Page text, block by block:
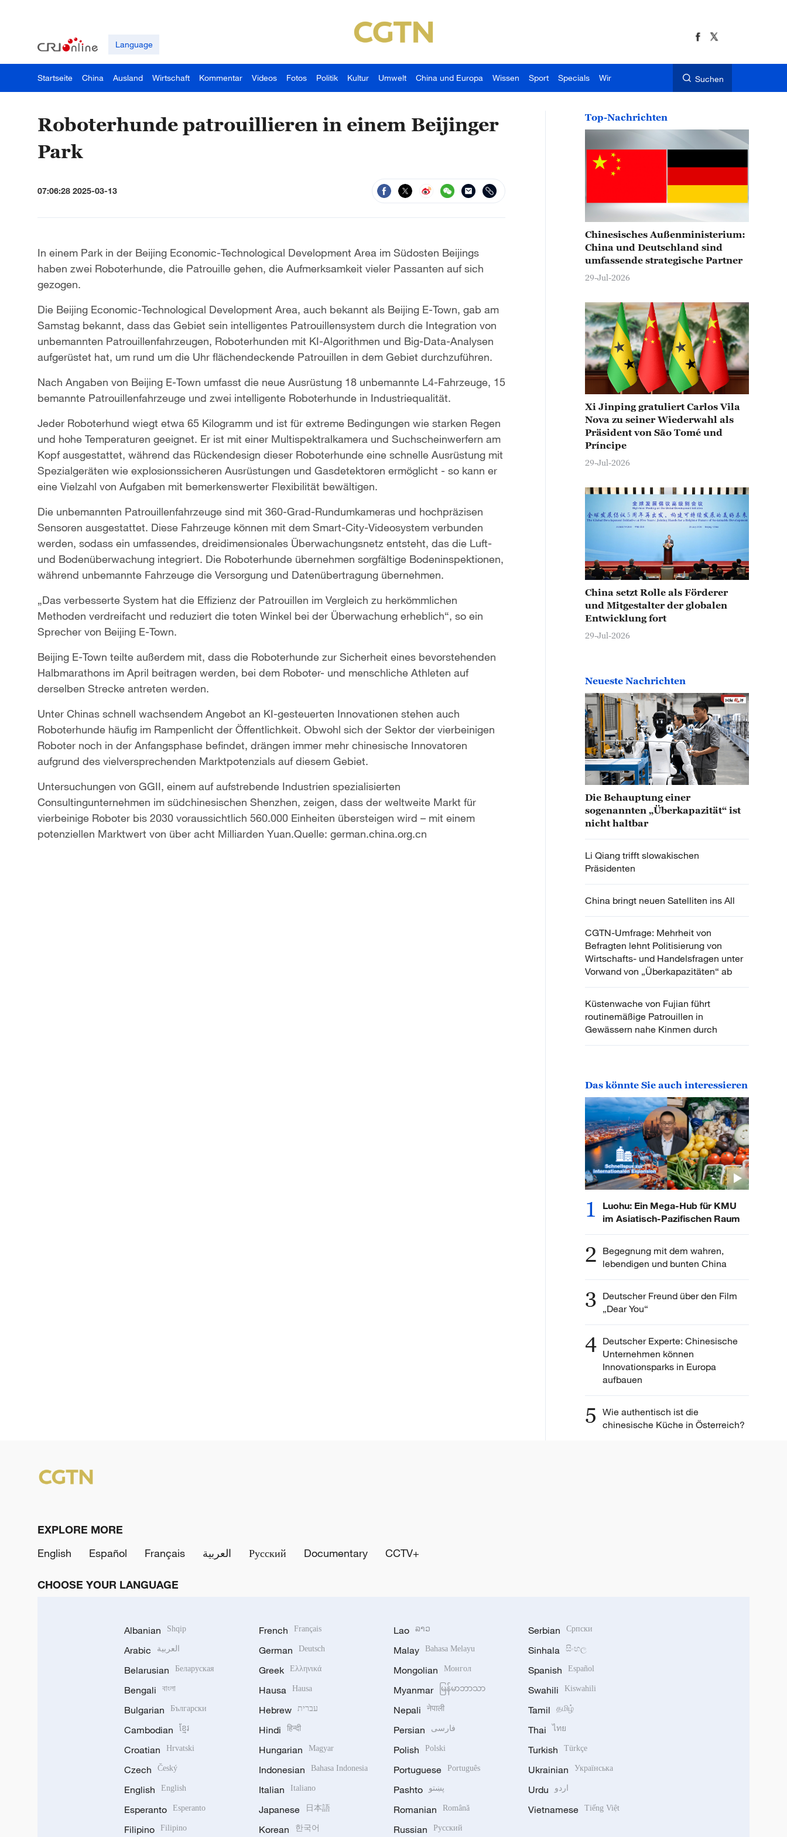
Language
Startseite China Ausland Wirtschaft Kommentar Videos Fotos Politik Kultur Umwelt China und Europa Wissen Sport Specials Wir Suchen
Roboterhunde patrouillieren in einem Beijinger
Park
07:06:28 2025-03-13
In einem Park in der Beijing Economic-Technological Development Area im Südosten Beijings
haben zwei Roboterhunde, die Patrouille gehen, die Aufmerksamkeit vieler Passanten auf sich
gezogen.
Die Beijing Economic-Technological Development Area, auch bekannt als Beijing E-Town, gab am
Samstag bekannt, dass das Gebiet sein intelligentes Patrouillensystem durch die Integration von
unbemannten Patrouillenfahrzeugen, Roboterhunden mit KI-Algorithmen und Big-Data-Analysen
aufgerüstet hat, um rund um die Uhr flächendeckende Patrouillen in dem Gebiet durchzuführen.
Nach Angaben von Beijing E-Town umfasst die neue Ausrüstung 18 unbemannte L4-Fahrzeuge, 15
bemannte Patrouillenfahrzeuge und zwei intelligente Roboterhunde in Industriequalität.
Jeder Roboterhund wiegt etwa 65 Kilogramm und ist für extreme Bedingungen wie starken Regen
und hohe Temperaturen geeignet. Er ist mit einer Multispektralkamera und Suchscheinwerfern am
Kopf ausgestattet, während das Rückendesign dieser Roboterhunde eine schnelle Ausrüstung mit
Spezialgeräten wie explosionssicheren Ausrüstungen und Gasdetektoren ermöglicht - so kann er
eine Vielzahl von Aufgaben mit bemerkenswerter Flexibilität bewältigen.
Die unbemannten Patrouillenfahrzeuge sind mit 360-Grad-Rundumkameras und hochpräzisen
Sensoren ausgestattet. Diese Fahrzeuge können mit dem Smart-City-Videosystem verbunden
werden, sodass ein umfassendes, dreidimensionales Überwachungsnetz entsteht, das die Luft-
und Bodenüberwachung integriert. Die Roboterhunde übernehmen sorgfältige Bodeninspektionen,
während unbemannte Fahrzeuge die Versorgung und Datenübertragung übernehmen.
„Das verbesserte System hat die Effizienz der Patrouillen im Vergleich zu herkömmlichen
Methoden verdreifacht und reduziert die toten Winkel bei der Überwachung erheblich“, so ein
Sprecher von Beijing E-Town.
Beijing E-Town teilte außerdem mit, dass die Roboterhunde zur Sicherheit eines bevorstehenden
Halbmarathons im April beitragen werden, bei dem Roboter- und menschliche Athleten auf
derselben Strecke antreten werden.
Unter Chinas schnell wachsendem Angebot an KI-gesteuerten Innovationen stehen auch
Roboterhunde häufig im Rampenlicht der Öffentlichkeit. Obwohl sich der Sektor der vierbeinigen
Roboter noch in der Anfangsphase befindet, drängen immer mehr chinesische Innovatoren
aufgrund des vielversprechenden Marktpotenzials auf diesem Gebiet.
Untersuchungen von GGII, einem auf aufstrebende Industrien spezialisierten
Consultingunternehmen im südchinesischen Shenzhen, zeigen, dass der weltweite Markt für
vierbeinige Roboter bis 2030 voraussichtlich 560.000 Einheiten übersteigen wird – mit einem
potenziellen Marktwert von über acht Milliarden Yuan.Quelle: german.china.org.cn
Top-Nachrichten
Chinesisches Außenministerium:
China und Deutschland sind
umfassende strategische Partner
29-Jul-2026
Xi Jinping gratuliert Carlos Vila
Nova zu seiner Wiederwahl als
Präsident von São Tomé und
Príncipe
29-Jul-2026
China setzt Rolle als Förderer
und Mitgestalter der globalen
Entwicklung fort
29-Jul-2026
Neueste Nachrichten
Die Behauptung einer
sogenannten „Überkapazität“ ist
nicht haltbar
Li Qiang trifft slowakischen
Präsidenten
China bringt neuen Satelliten ins All
CGTN-Umfrage: Mehrheit von
Befragten lehnt Politisierung von
Wirtschafts- und Handelsfragen unter
Vorwand von „Überkapazitäten“ ab
Küstenwache von Fujian führt
routinemäßige Patrouillen in
Gewässern nahe Kinmen durch
Das könnte Sie auch interessieren
1
Luohu: Ein Mega-Hub für KMU
im Asiatisch-Pazifischen Raum
2 Begegnung mit dem wahren,
lebendigen und bunten China
3 Deutscher Freund über den Film
„Dear You“
4 Deutscher Experte: Chinesische
Unternehmen können
Innovationsparks in Europa
aufbauen
5 Wie authentisch ist die
chinesische Küche in Österreich?
EXPLORE MORE
English
Español Français العربية Русский Documentary CCTV+
CHOOSE YOUR LANGUAGE
Albanian Shqip
Arabic العربية
Belarusian Беларуская
Bengali বাংলা
Bulgarian Български
Cambodian ខ្មែរ
Croatian Hrvatski
Czech Český
English English
Esperanto Esperanto
Filipino Filipino
French Français
German Deutsch
Greek Ελληνικά
Hausa Hausa
Hebrew עברית
Hindi हिन्दी
Hungarian Magyar
Indonesian Bahasa Indonesia
Italian Italiano
Japanese 日本語
Korean 한국어
Lao ລາວ
Malay Bahasa Melayu
Mongolian Монгол
Myanmar မြန်မာဘာသာ
Nepali नेपाली
Persian فارسی
Polish Polski
Portuguese Português
Pashto پښتو
Romanian Română
Russian Русский
Serbian Српски
Sinhala සිංහල
Spanish Español
Swahili Kiswahili
Tamil தமிழ்
Thai ไทย
Turkish Türkçe
Ukrainian Українська
Urdu اردو
Vietnamese Tiếng Việt